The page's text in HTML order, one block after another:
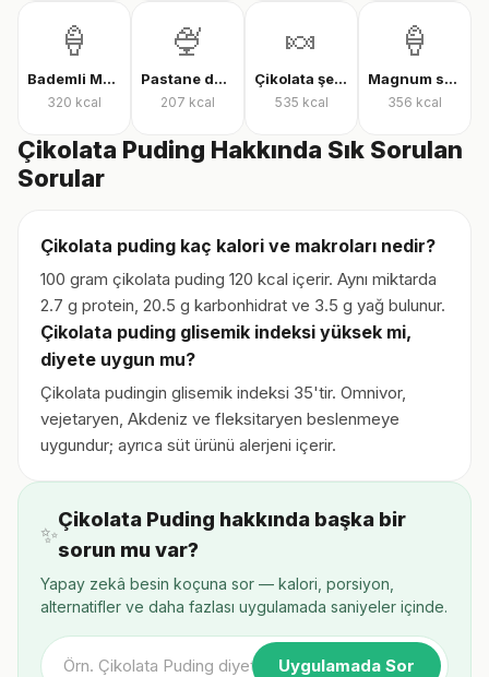
🍦
Bademli Magnum dondurma
320 kcal
🍨
Pastane dondurması
207 kcal
🍬
Çikolata şekeri
535 kcal
🍦
Magnum sandviç bademli dondurma
356 kcal
Çikolata Puding Hakkında Sık Sorulan
Sorular
Çikolata puding kaç kalori ve makroları nedir?
100 gram çikolata puding 120 kcal içerir. Aynı miktarda
2.7 g protein, 20.5 g karbonhidrat ve 3.5 g yağ bulunur.
Çikolata puding glisemik indeksi yüksek mi,
diyete uygun mu?
Çikolata pudingin glisemik indeksi 35'tir. Omnivor,
vejetaryen, Akdeniz ve fleksitaryen beslenmeye
uygundur; ayrıca süt ürünü alerjeni içerir.
✨
Çikolata Puding hakkında başka bir
sorun mu var?
Yapay zekâ besin koçuna sor — kalori, porsiyon,
alternatifler ve daha fazlası uygulamada saniyeler içinde.
Uygulamada Sor